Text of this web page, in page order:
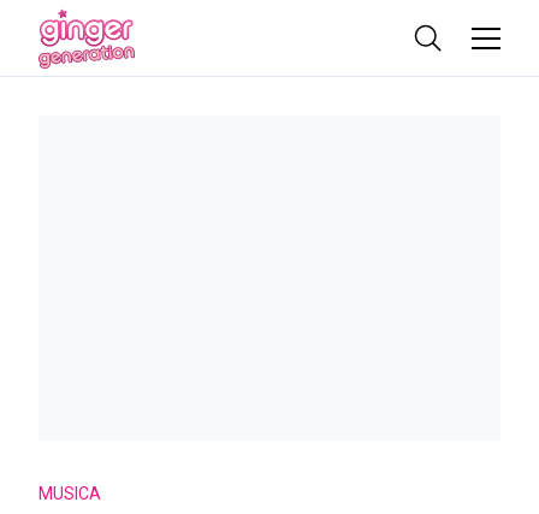
MUSICA